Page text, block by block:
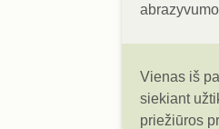
Vienas iš
siekiant
priežiūros